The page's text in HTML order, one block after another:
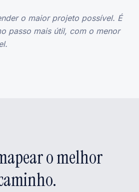
o maior projeto possível. É
passo mais útil, com o menor
o melhor